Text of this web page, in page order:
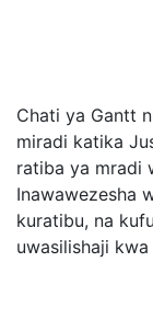
Chati ya Gantt
miradi katika
ratiba ya mradi
Inawawezesha
kuratibu, na
uwasilishaji